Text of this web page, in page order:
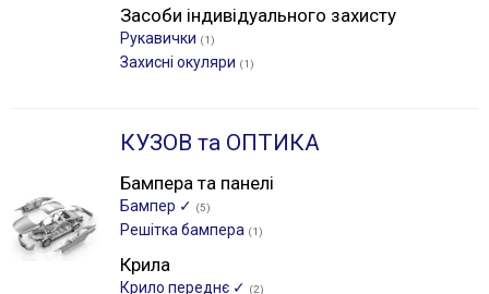
Засоби індивідуального захисту
Рукавички (1)
Захисні окуляри (1)
КУЗОВ та ОПТИКА
Бампера та панелі
Бампер ✓ (5)
Решітка бампера (1)
Крила
Крило переднє ✓ (2)